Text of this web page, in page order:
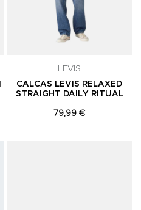
LEVIS
CALCAS LEVIS RELAXED
STRAIGHT DAILY RITUAL
79,99 €